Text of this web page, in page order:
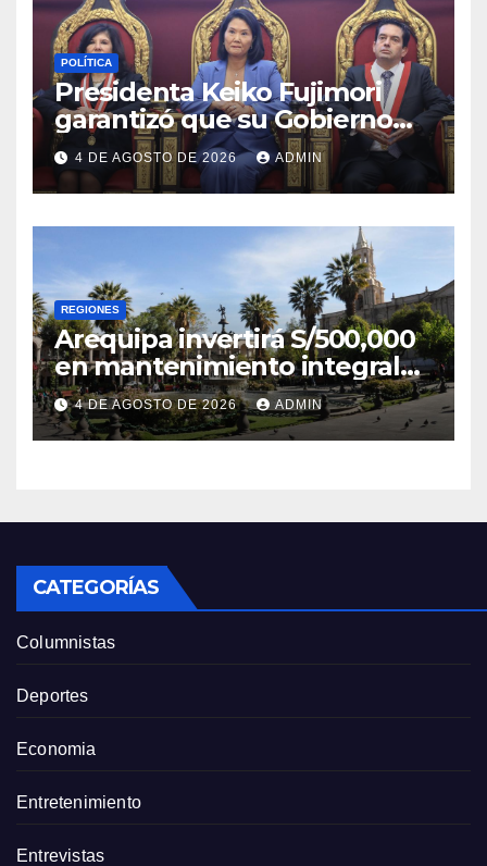
POLÍTICA
Presidenta Keiko Fujimori
garantizó que su Gobierno
respetará la separación de
poderes
4 DE AGOSTO DE 2026 ADMIN
REGIONES
Arequipa invertirá S/500,000
en mantenimiento integral
de la Plaza de Armas
4 DE AGOSTO DE 2026 ADMIN
CATEGORÍAS
Columnistas
Deportes
Economia
Entretenimiento
Entrevistas